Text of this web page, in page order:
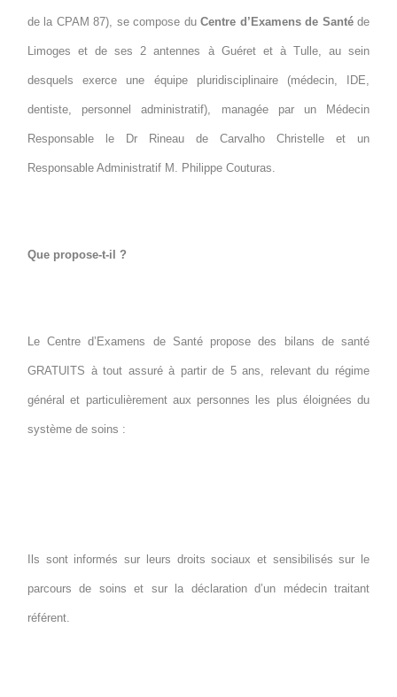
de la CPAM 87), se compose duCentre d’Examens de Santéde
Limoges et de ses 2 antennes à Guéret et à Tulle, au sein
desquels exerce une équipe pluridisciplinaire (médecin, IDE,
dentiste, personnel administratif), managée par un Médecin
Responsable le Dr Rineau de Carvalho Christelle et un
Responsable Administratif M. Philippe Couturas.
Que propose-t-il ?
Le Centre d’Examens de Santé propose des bilans de santé
GRATUITS à tout assuré à partir de 5 ans, relevant du régime
général et particulièrement aux personnes les plus éloignées du
système de soins :
Ils sont informés sur leurs droits sociaux et sensibilisés sur le
parcours de soins et sur la déclaration d’un médecin traitant
référent.